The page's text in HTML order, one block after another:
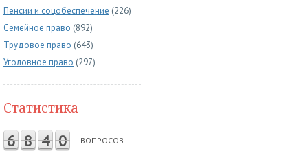
Пенсии и соцобеспечение (226)
Семейное право (892)
Трудовое право (643)
Уголовное право (297)
Статистика
6 8 4 0 ВОПРОСОВ